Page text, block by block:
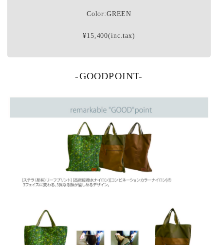
Color:GREEN
¥15,400(inc.tax)
-GOODPOINT-